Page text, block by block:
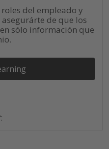
del empleado y
de que los
sólo información que